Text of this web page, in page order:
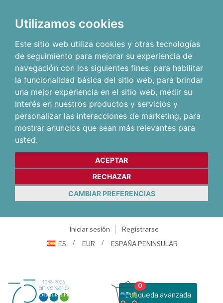
Utilizamos cookies
Este sitio web utiliza cookies y otras tecnologías
de seguimiento para mejorar su experiencia de
navegación con los siguientes fines: para habilitar
la funcionalidad básica del sitio web, para brindar
una mejor experiencia en el sitio web, medir su
interés en nuestros productos y servicios y
personalizar las interacciones de marketing, para
mostrar anuncios que sean más relevantes para
usted.
ACEPTAR
RECHAZAR
CAMBIAR PREFERENCIAS
Iniciar sesión
Registrarse
ES
EUR ESPAÑA PENINSULAR
Busqueda avanzada
0